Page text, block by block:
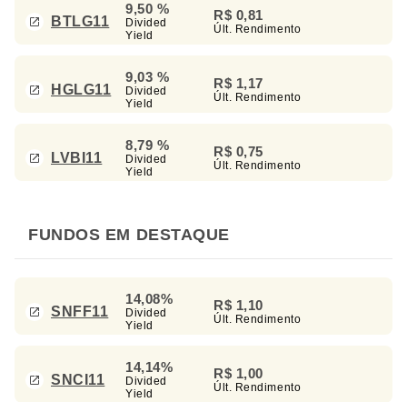
BTLG11
9,50 %
Divided
Yield
R$ 0,81
Últ. Rendimento
HGLG11
9,03 %
Divided
Yield
R$ 1,17
Últ. Rendimento
LVBI11
8,79 %
Divided
Yield
R$ 0,75
Últ. Rendimento
FUNDOS EM DESTAQUE
SNFF11
14,08%
Divided
Yield
R$ 1,10
Últ. Rendimento
SNCI11
14,14%
Divided
Yield
R$ 1,00
Últ. Rendimento